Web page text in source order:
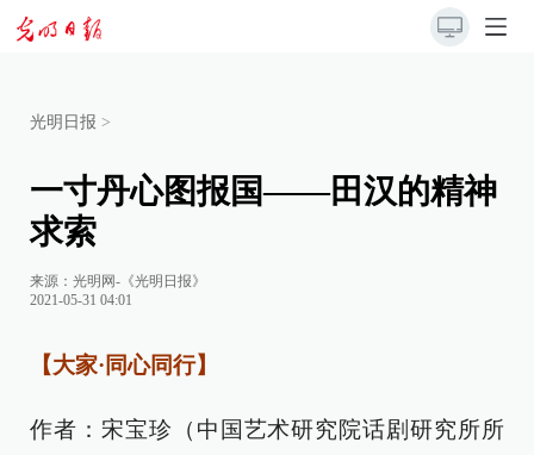
光明日报 >
一寸丹心图报国——田汉的精神
求索
来源： 光明网-《光明日报》
2021-05-31 04:01
【大家·同心同行】
作者：宋宝珍（中国艺术研究院话剧研究所所